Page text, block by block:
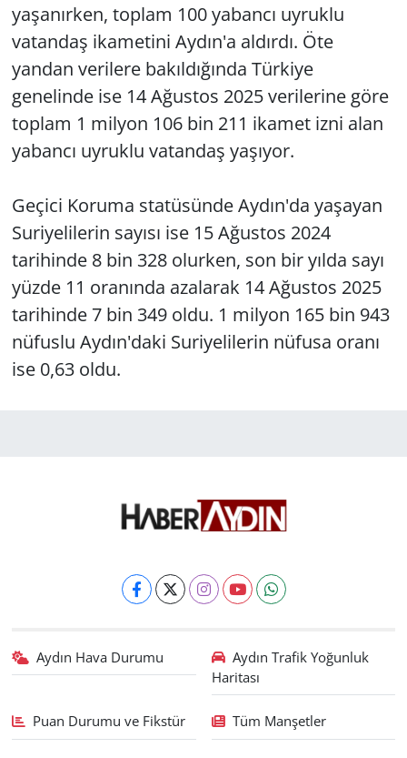
yaşanırken, toplam 100 yabancı uyruklu
vatandaş ikametini Aydın'a aldırdı. Öte
yandan verilere bakıldığında Türkiye
genelinde ise 14 Ağustos 2025 verilerine göre
toplam 1 milyon 106 bin 211 ikamet izni alan
yabancı uyruklu vatandaş yaşıyor.
Geçici Koruma statüsünde Aydın'da yaşayan
Suriyelilerin sayısı ise 15 Ağustos 2024
tarihinde 8 bin 328 olurken, son bir yılda sayı
yüzde 11 oranında azalarak 14 Ağustos 2025
tarihinde 7 bin 349 oldu. 1 milyon 165 bin 943
nüfuslu Aydın'daki Suriyelilerin nüfusa oranı
ise 0,63 oldu.
Aydın Hava Durumu
Aydın Trafik Yoğunluk
Haritası
Puan Durumu ve Fikstür Tüm Manşetler